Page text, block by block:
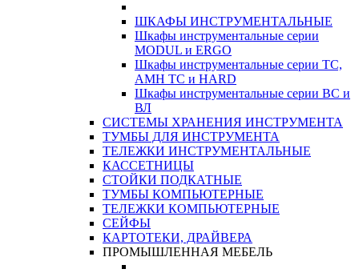
ШКАФЫ ИНСТРУМЕНТАЛЬНЫЕ
Шкафы инструментальные серии
MODUL и ERGO
Шкафы инструментальные серии ТС,
АМН ТС и HARD
Шкафы инструментальные серии ВС и
ВЛ
СИСТЕМЫ ХРАНЕНИЯ ИНСТРУМЕНТА
ТУМБЫ ДЛЯ ИНСТРУМЕНТА
ТЕЛЕЖКИ ИНСТРУМЕНТАЛЬНЫЕ
КАССЕТНИЦЫ
СТОЙКИ ПОДКАТНЫЕ
ТУМБЫ КОМПЬЮТЕРНЫЕ
ТЕЛЕЖКИ КОМПЬЮТЕРНЫЕ
СЕЙФЫ
КАРТОТЕКИ, ДРАЙВЕРА
ПРОМЫШЛЕННАЯ МЕБЕЛЬ